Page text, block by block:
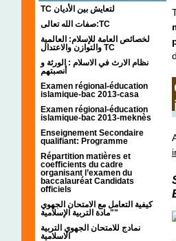
TC لتعايش بين الأديان
صفات الله تعالى:TC
لخصائص العامة للإسلام: العالمية
والتوازن والاعتدال TC
نظام الارث في الاسلام : الورثة و
أنصبتهم
Examen régional-éducation
islamique-bac 2013-casa
Examen régional-éducation
islamique-bac 2013-meknès
Enseignement Secondaire
qualifiant: Programme
Répartition matières et
coefficients du cadre
organisant l’examen du
baccalauréat Candidats
officiels
كيفية التعامل مع الامتحان الجهوي
"مادة التربية الإسلامية"
نمادج للامتحان الجهوي التربية
الاسلامية